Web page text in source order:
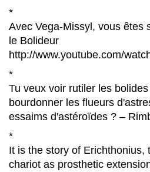
*
Avec Vega-Missyl, vous êtes
le Bolideur
http://www.youtube.com/
*
Tu veux voir rutiler les
bourdonner les flueurs
essaims d'astéroïdes ? –
*
It is the story of Erichthonius,
chariot as prosthetic